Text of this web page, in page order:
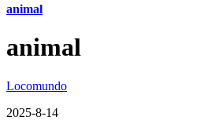
animal
animal
Locomundo
2025-8-14